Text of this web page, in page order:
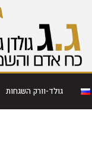
גולד-וורק השגחות